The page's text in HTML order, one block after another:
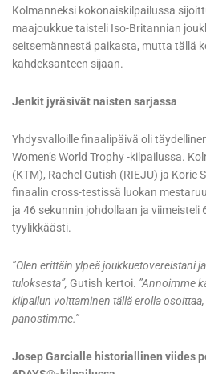
Kolmanneksi kokonaiskilpailussa
maajoukkue taisteli Iso-Britannian
seitsemännestä paikasta, mutta tällä
kahdeksanteen sijaan.
Jenkit jyräsivät naisten sarjassa
Yhdysvalloille finaalipäivä oli
Women’s World Trophy -kilpailussa.
(KTM), Rachel Gutish (RIEJU) ja Korie
finaalin cross-testissä luokan
ja 46 sekunnin johdollaan ja viimeisteli
tyylikkäästi.
”Olen erittäin ylpeä joukkuetovereistani
tuloksesta”, Gutish kertoi. ”Annoimme
kilpailun voittaminen tällä erolla
panostimme.”
Josep Garcialle historiallinen viides